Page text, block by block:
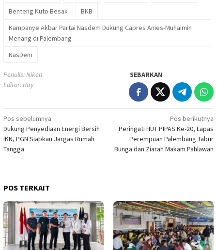
Benteng Kuto Besak
BKB
Kampanye Akbar Partai Nasdem Dukung Capres Anies-Muhaimin
Menang di Palembang
NasDem
Penulis: Niken
Editor: Ray
SEBARKAN
Navigasi
pos
Pos sebelumnya
Dukung Penyediaan Energi Bersih
IKN, PGN Siapkan Jargas Rumah
Tangga
Pos berikutnya
Peringati HUT PIPAS Ke-20, Lapas
Perempuan Palembang Tabur
Bunga dan Ziarah Makam Pahlawan
POS TERKAIT